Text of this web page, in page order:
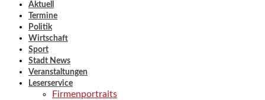
Aktuell
Termine
Politik
Wirtschaft
Sport
Stadt News
Veranstaltungen
Leserservice
Firmenportraits